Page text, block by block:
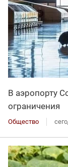
В аэропорту
ограничения
Общество